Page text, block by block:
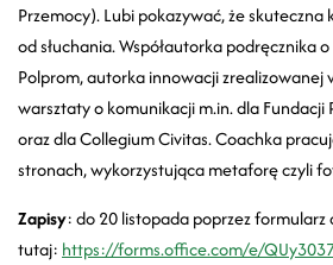
Przemocy). Lubi pokazywać, że skuteczna
od słuchania. Współautorka podręcznika
Polprom, autorka innowacji zrealizowanej
warsztaty o komunikacji m.in. dla
oraz dla Collegium Civitas. Coachka
stronach, wykorzystująca metaforę czyli
Zapisy: do 20 listopada poprzez formularz
tutaj: https://forms.office.com/e/